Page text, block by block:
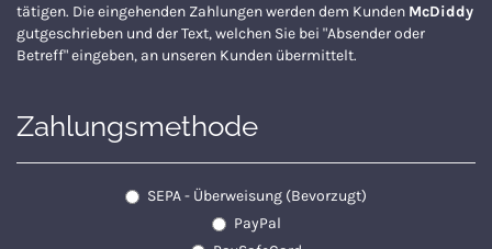
tätigen. Die eingehenden Zahlungen werden dem Kunden McDiddy
gutgeschrieben und der Text, welchen Sie bei "Absender oder
Betreff" eingeben, an unseren Kunden übermittelt.
Zahlungsmethode
SEPA - Überweisung (Bevorzugt)
PayPal